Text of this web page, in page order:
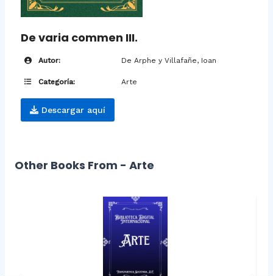
De varia commen III.
Autor: De Arphe y Villafañe, Ioan
Categoría: Arte
Descargar aquí
Other Books From - Arte